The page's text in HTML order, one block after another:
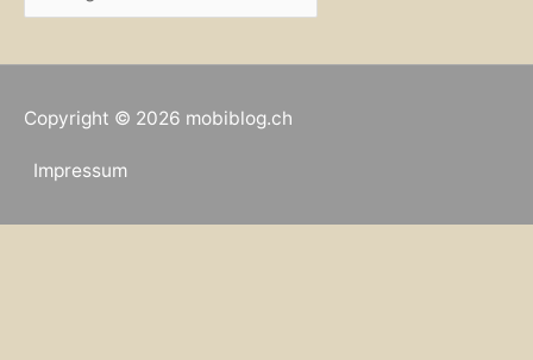
a
g
Copyright © 2026 mobiblog.ch
Impressum